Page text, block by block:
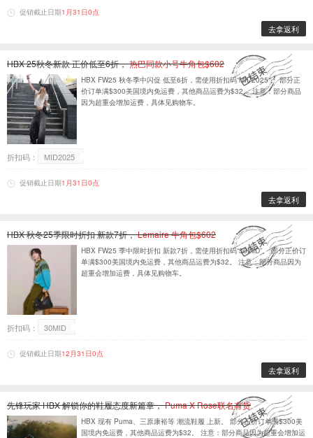
促销截止日期1月31日0点
去拿返利
HBX 25秋冬新款 正价低至6折，热巴同款小号牛角包$602
HBX FW25 秋冬季中闪促 低至6折，需使用折扣码“MID2025”。 部分正
价订单满$300美国境内免运费，其他商品运费为$32。 注意：部分商品
因为超重会增加运费，具体见购物车。
折扣码： MID2025
促销截止日期1月31日0点
去拿返利
HBX 秋冬25季限时折扣 新款7折，Lemaire 牛角包$602
HBX FW25 季中限时折扣 新款7折，需使用折扣码“30MID”。 部分正价订
单满$300美国境内免运费，其他商品运费为$32。 注意：部分商品因为
超重会增加运费，具体见购物车。
折扣码： 30MID
促销截止日期12月31日0点
去拿返利
先锋玩家 HBX 解锁你的鞋履态度新篇章，Puma X Rose联名有货
HBX 现有 Puma、三原康裕等 潮流鞋履 上新。 部分正价订单满$300美
国境内免运费，其他商品运费为$32。 注意：部分商品因为超重会增加运